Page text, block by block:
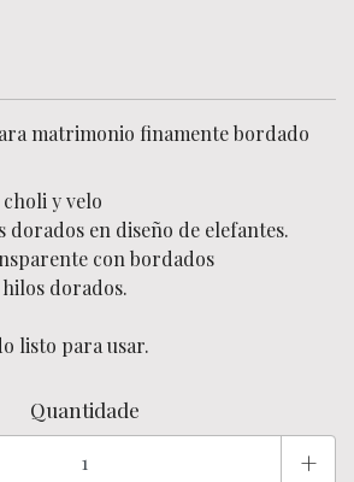
matrimonio finamente bordado
y velo
dorados en diseño de elefantes.
con bordados
dorados.
listo para usar.
Quantidade
+